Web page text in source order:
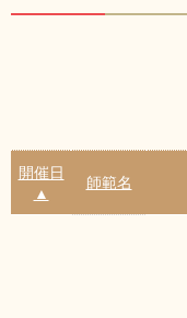
開催日
▲
師範名